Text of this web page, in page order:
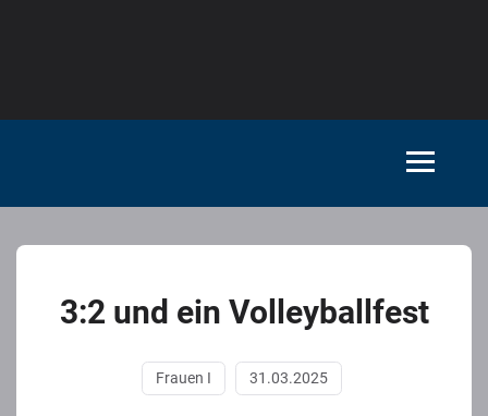
3:2 und ein Volleyballfest
Frauen I 31.03.2025